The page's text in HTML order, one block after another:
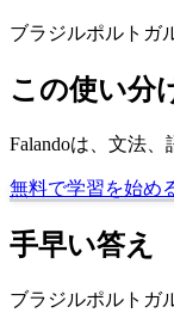
ブラジルポルトガ
この使い分
Falandoは、文法
無料で学習を始め
手早い答え
ブラジルポルトガ